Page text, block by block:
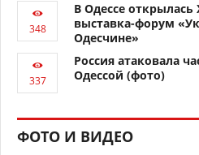
В Одессе открылась
выставка-форум
Одесчине»
Россия атаковала
Одессой (фото)
ФОТО И ВИДЕО